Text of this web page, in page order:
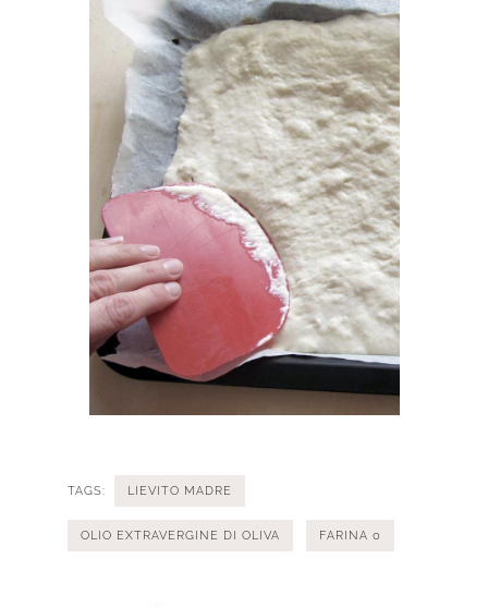
TAGS: LIEVITO MADRE
OLIO EXTRAVERGINE DI OLIVA FARINA 0